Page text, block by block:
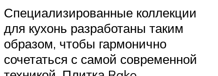
Специализированные коллекции
для кухонь разработаны таким
образом, чтобы гармонично
сочетаться с самой современной